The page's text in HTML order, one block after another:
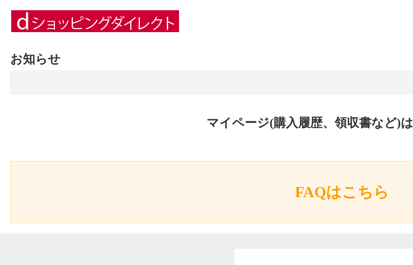
お知らせ
マイページ(購入履歴、領収書など)は
FAQはこちら